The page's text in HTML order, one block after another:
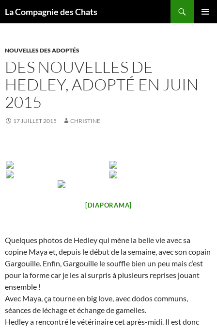
La Compagnie des Chats
NOUVELLES DES ADOPTÉS
DES NOUVELLES DE
HEDLEY, ADOPTÉ EN JUIN
2015
17 JUILLET 2015 CHRISTINE
[DIAPORAMA]
Quelques photos de Hedley qui mène la belle vie avec sa
copine Maya et, depuis le début de la semaine, avec son copain
Gargouille. Enfin, Gargouille le souffle bien un peu mais c’est
pour la forme car je les ai surpris à plusieurs reprises jouant
ensemble !
Avec Maya, ça tourne en big love, avec dodos communs,
séances de léchage et échange de gamelles.
Hedley a rencontré le vétérinaire cet après-midi. Il est donc